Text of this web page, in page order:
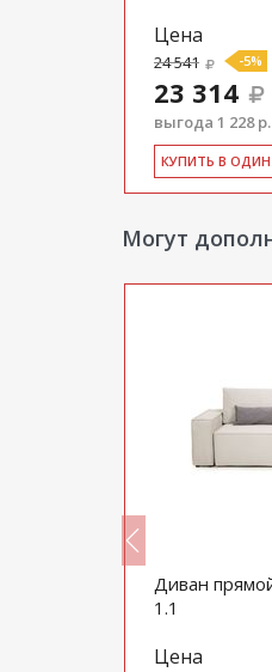
Цена
24 541 -5%
23 314
выгода 1 228 р.
КУ­ПИТЬ В
Могут
Диван
1.1
Цена